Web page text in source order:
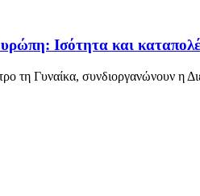
Ισότητα και
τη Γυναίκα, συνδιοργανώνουν